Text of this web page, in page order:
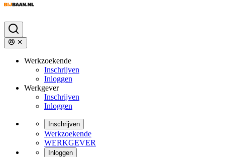
Werkzoekende
Inschrijven
Inloggen
Werkgever
Inschrijven
Inloggen
Inschrijven
Werkzoekende
WERKGEVER
Inloggen